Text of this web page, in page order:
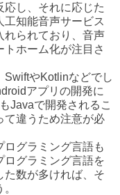
し、それに応じた
知能音声サービス
れられており、音声
ホーム化が注目さ
SwiftやKotlinなどでし
アプリの開発に
Javaで開発されるこ
て違うため注意が必
ログラミング言語も
ログラミング言語を
た数が多ければ、そ